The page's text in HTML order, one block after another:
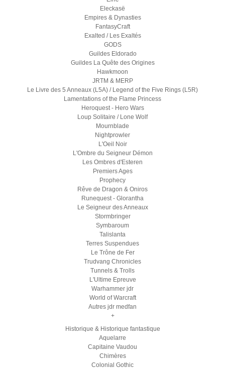
Eleckasë
Empires & Dynasties
FantasyCraft
Exalted / Les Exaltés
GODS
Guildes Eldorado
Guildes La Quête des Origines
Hawkmoon
JRTM & MERP
Le Livre des 5 Anneaux (L5A) / Legend of the Five Rings (L5R)
Lamentations of the Flame Princess
Heroquest - Hero Wars
Loup Solitaire / Lone Wolf
Mournblade
Nightprowler
L'Oeil Noir
L'Ombre du Seigneur Démon
Les Ombres d'Esteren
Premiers Ages
Prophecy
Rêve de Dragon & Oniros
Runequest - Glorantha
Le Seigneur des Anneaux
Stormbringer
Symbaroum
Talislanta
Terres Suspendues
Le Trône de Fer
Trudvang Chronicles
Tunnels & Trolls
L'Ultime Epreuve
Warhammer jdr
World of Warcraft
Autres jdr medfan
+
Historique & Historique fantastique
Aquelarre
Capitaine Vaudou
Chimères
Colonial Gothic